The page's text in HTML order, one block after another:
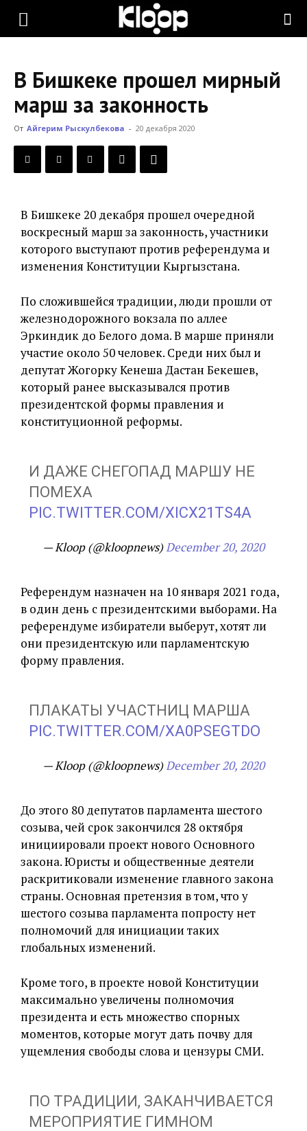
KLOOP.KG
Новости
В Бишкеке прошел мирный
марш за законность
От Айгерим Рыскулбекова - 20 декабря 2020
В Бишкеке 20 декабря прошел очередной
воскресный марш за законность, участники
которого выступают против референдума и
изменения Конституции Кыргызстана.
По сложившейся традиции, люди прошли от
железнодорожного вокзала по аллее
Эркиндик до Белого дома. В марше приняли
участие около 50 человек. Среди них был и
депутат Жогорку Кенеша Дастан Бекешев,
который ранее высказывался против
президентской формы правления и
конституционной реформы.
И ДАЖЕ СНЕГОПАД МАРШУ НЕ
ПОМЕХА
PIC.TWITTER.COM/XICX21TS4A
— Kloop (@kloopnews)December 20, 2020
Референдум назначен на 10 января 2021 года,
в один день с президентскими выборами. На
референдуме избиратели выберут, хотят ли
они президентскую или парламентскую
форму правления.
ПЛАКАТЫ УЧАСТНИЦ МАРША
PIC.TWITTER.COM/XA0PSEGTDO
— Kloop (@kloopnews)December 20, 2020
До этого 80 депутатов парламента шестого
созыва, чей срок закончился 28 октября
инициировали проект нового Основного
закона. Юристы и общественные деятели
раскритиковали изменение главного закона
страны. Основная претензия в том, что у
шестого созыва парламента попросту нет
полномочий для инициации таких
глобальных изменений.
Кроме того, в проекте новой Конституции
максимально увеличены полномочия
президента и есть множество спорных
моментов, которые могут дать почву для
ущемления свободы слова и цензуры СМИ.
ПО ТРАДИЦИИ, ЗАКАНЧИВАЕТСЯ
МЕРОПРИЯТИЕ ГИМНОМ